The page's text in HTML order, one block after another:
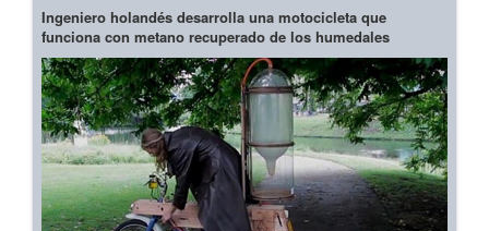
Ingeniero holandés desarrolla una motocicleta que
funciona con metano recuperado de los humedales